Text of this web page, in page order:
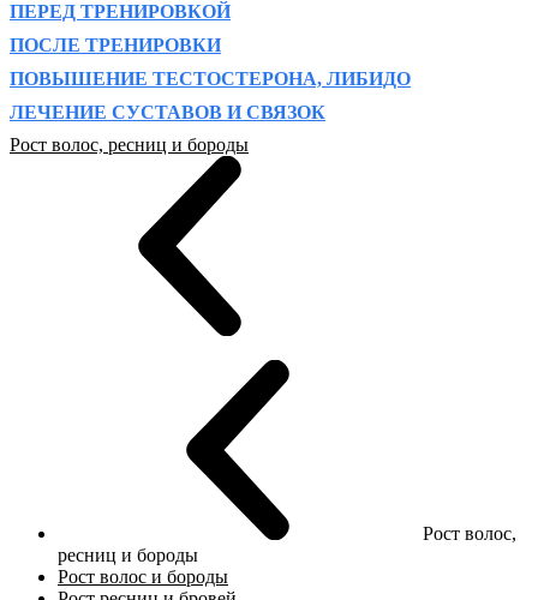
ПЕРЕД ТРЕНИРОВКОЙ
ПОСЛЕ ТРЕНИРОВКИ
ПОВЫШЕНИЕ ТЕСТОСТЕРОНА, ЛИБИДО
ЛЕЧЕНИЕ СУСТАВОВ И СВЯЗОК
Рост волос, ресниц и бороды
Рост волос,
ресниц и бороды
Рост волос и бороды